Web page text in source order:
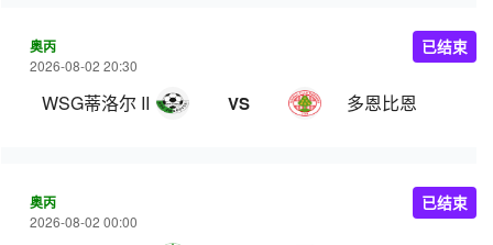
奥丙
2026-08-02 20:30
WSG蒂洛尔 II VS 多恩比恩
已结束
奥丙
2026-08-02 00:00
已结束